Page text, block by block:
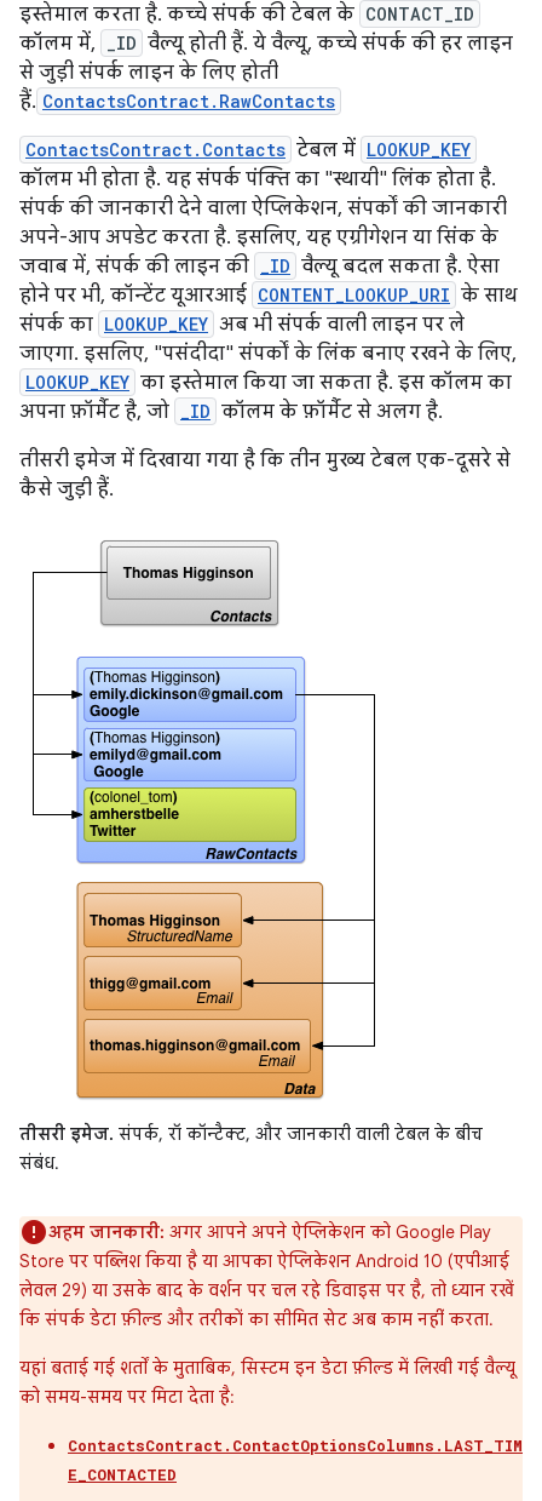
इस्तेमाल करता है. कच्चे संपर्क की टेबल के CONTACT_ID
कॉलम में, _ID वैल्यू होती हैं. ये वैल्यू, कच्चे संपर्क की हर लाइन
से जुड़ी संपर्क लाइन के लिए होती
हैं. ContactsContract.RawContacts
ContactsContract.Contacts टेबल में LOOKUP_KEY
कॉलम भी होता है. यह संपर्क पंक्ति का "स्थायी" लिंक होता है.
संपर्क की जानकारी देने वाला ऐप्लिकेशन, संपर्कों की जानकारी
अपने-आप अपडेट करता है. इसलिए, यह एग्रीगेशन या सिंक के
जवाब में, संपर्क की लाइन की _ID वैल्यू बदल सकता है. ऐसा
होने पर भी, कॉन्टेंट यूआरआई CONTENT_LOOKUP_URI के साथ
संपर्क का LOOKUP_KEY अब भी संपर्क वाली लाइन पर ले
जाएगा. इसलिए, "पसंदीदा" संपर्कों के लिंक बनाए रखने के लिए,
LOOKUP_KEY का इस्तेमाल किया जा सकता है. इस कॉलम का
अपना फ़ॉर्मैट है, जो _ID कॉलम के फ़ॉर्मैट से अलग है.
तीसरी इमेज में दिखाया गया है कि तीन मुख्य टेबल एक-दूसरे से
कैसे जुड़ी हैं.
तीसरी इमेज. संपर्क, रॉ कॉन्टैक्ट, और जानकारी वाली टेबल के बीच
संबंध.
अहम जानकारी: अगर आपने अपने ऐप्लिकेशन को Google Play
Store पर पब्लिश किया है या आपका ऐप्लिकेशन Android 10 (एपीआई
लेवल 29) या उसके बाद के वर्शन पर चल रहे डिवाइस पर है, तो ध्यान रखें
कि संपर्क डेटा फ़ील्ड और तरीकों का सीमित सेट अब काम नहीं करता.
यहां बताई गई शर्तों के मुताबिक, सिस्टम इन डेटा फ़ील्ड में लिखी गई वैल्यू
को समय-समय पर मिटा देता है:
ContactsContract.ContactOptionsColumns.LAST_TIM
E_CONTACTED